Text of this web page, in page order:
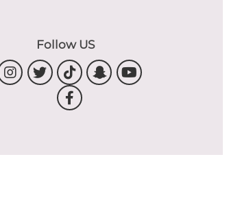
Follow US